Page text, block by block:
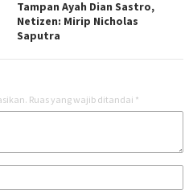
Tampan Ayah Dian Sastro,
Netizen: Mirip Nicholas
Saputra
Ruas yang wajib ditandai *